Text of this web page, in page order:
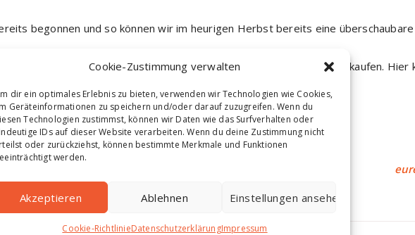
Cookie-Zustimmung verwalten
dir ein optimales Erlebnis zu bieten, verwenden wir Technologien wie Cookies,
Geräteinformationen zu speichern und/oder darauf zuzugreifen. Wenn du
Technologien zustimmst, können wir Daten wie das Surfverhalten oder
IDs auf dieser Website verarbeiten. Wenn du deine Zustimmung nicht
oder zurückziehst, können bestimmte Merkmale und Funktionen
werden.
Akzeptieren Ablehnen Einstellungen ansehen
Cookie-RichtlinieDatenschutzerklärungImpressum
begonnen und so können wir im heurigen Herbst bereits eine
bei unserem „Obst-von-daheim“ – Stand in Hart-Puch verkaufen. Hier
Kilo und die kleinen Früchte zu € 5,00 pro Kilo erwerben.